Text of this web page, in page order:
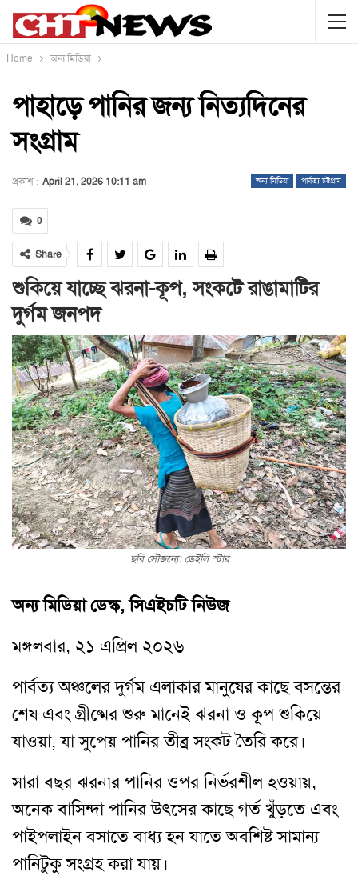
Home অন্য মিডিয়া
পাহাড়ে পানির জন্য নিত্যদিনের
সংগ্রাম
অন্য মিডিয়া পার্বত্য চট্টগ্রাম
প্রকাশ : April 21, 2026 10:11 am
0
Share
শুকিয়ে যাচ্ছে ঝরনা-কূপ, সংকটে রাঙামাটির
দুর্গম জনপদ
ছবি সৌজন্যে: ডেইলি স্টার
অন্য মিডিয়া ডেস্ক, সিএইচটি নিউজ
মঙ্গলবার, ২১ এপ্রিল ২০২৬
পার্বত্য অঞ্চলের দুর্গম এলাকার মানুষের কাছে বসন্তের
শেষ এবং গ্রীষ্মের শুরু মানেই ঝরনা ও কূপ শুকিয়ে
যাওয়া, যা সুপেয় পানির তীব্র সংকট তৈরি করে।
সারা বছর ঝরনার পানির ওপর নির্ভরশীল হওয়ায়,
অনেক বাসিন্দা পানির উৎসের কাছে গর্ত খুঁড়তে এবং
পাইপলাইন বসাতে বাধ্য হন যাতে অবশিষ্ট সামান্য
পানিটুকু সংগ্রহ করা যায়।